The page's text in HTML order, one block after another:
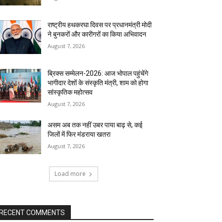
राष्ट्रीय हथकरघा दिवस पर प्रधानमंत्री मोदी
ने बुनकरों और कारीगरों का किया अभिवादन
August 7, 2026
ब्रिक्स सम्मेलन-2026: आज भोपाल पहुंचेंगे
भागीदार देशों के संस्कृति मंत्री, शाम को होगा
सांस्कृतिक महोत्सव
August 7, 2026
असम अब तक नहीं उबर पाया बाढ़ से, कई
जिलों में फिर मंडराया खतरा
August 7, 2026
Load more
COMMENTS